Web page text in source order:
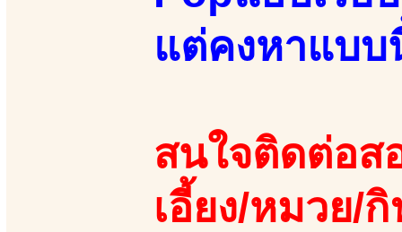
แต่คงหาแบ
สนใจติดต่อส
เอี้ยง/หมวย/